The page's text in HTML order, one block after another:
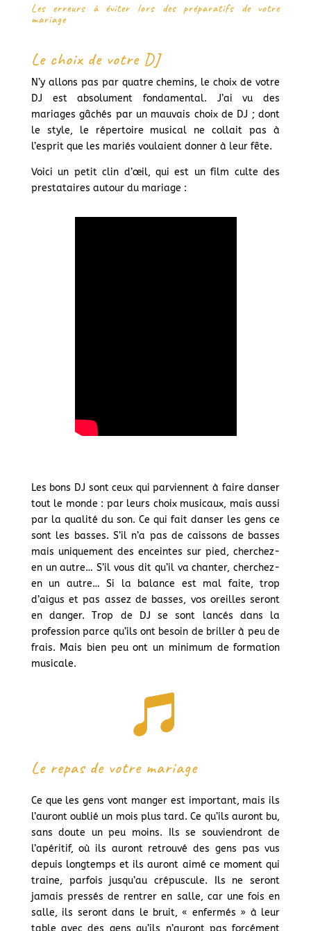
Les erreurs à éviter lors des préparatifs de votre
mariage
Le choix de votre DJ
N’y allons pas par quatre chemins, le choix de votre
DJ est absolument fondamental. J’ai vu des
mariages gâchés par un mauvais choix de DJ ; dont
le style, le répertoire musical ne collait pas à
l’esprit que les mariés voulaient donner à leur fête.
Voici un petit clin d’œil, qui est un film culte des
prestataires autour du mariage :
Les bons DJ sont ceux qui parviennent à faire danser
tout le monde : par leurs choix musicaux, mais aussi
par la qualité du son. Ce qui fait danser les gens ce
sont les basses. S’il n’a pas de caissons de basses
mais uniquement des enceintes sur pied, cherchez-
en un autre… S’il vous dit qu’il va chanter, cherchez-
en un autre… Si la balance est mal faite, trop
d’aigus et pas assez de basses, vos oreilles seront
en danger. Trop de DJ se sont lancés dans la
profession parce qu’ils ont besoin de briller à peu de
frais. Mais bien peu ont un minimum de formation
musicale.

Le repas de votre mariage
Ce que les gens vont manger est important, mais ils
l’auront oublié un mois plus tard. Ce qu’ils auront bu,
sans doute un peu moins. Ils se souviendront de
l’apéritif, où ils auront retrouvé des gens pas vus
depuis longtemps et ils auront aimé ce moment qui
traine, parfois jusqu’au crépuscule. Ils ne seront
jamais pressés de rentrer en salle, car une fois en
salle, ils seront dans le bruit, « enfermés » à leur
table avec des gens qu’ils n’auront pas forcément